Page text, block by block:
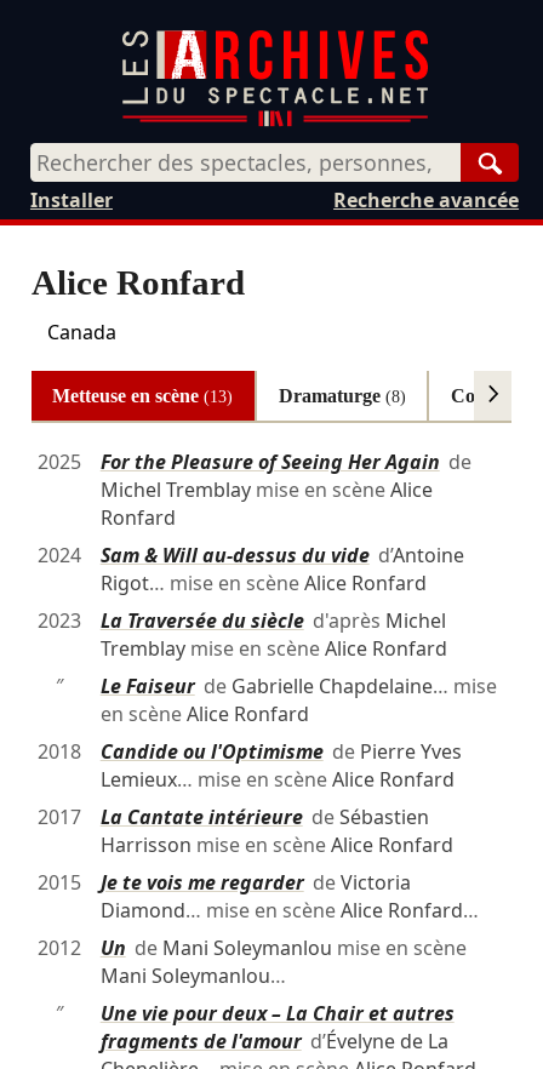
Recherche avancée
Installer
Alice Ronfard
Canada
Metteuse en scène(13) Dramaturge (8)
2025 For the Pleasure of Seeing Her Again de
Michel Tremblaymise en scèneAlice
Ronfard
2024
Sam & Will au-dessus du vided’Antoine
Rigot… mise en scèneAlice Ronfard
2023
La Traversée du siècled'après Michel
Tremblaymise en scèneAlice Ronfard
″
Le Faiseurde Gabrielle Chapdelaine… mise
en scèneAlice Ronfard
2018
Candide ou l'Optimismede Pierre Yves
Lemieux… mise en scèneAlice Ronfard
2017
La Cantate intérieuredeSébastien
Harrisson mise en scèneAlice Ronfard
2015
Je te vois me regarderdeVictoria
Diamond… mise en scèneAlice Ronfard…
2012
Un de Mani Soleymanlou mise en scène
Mani Soleymanlou…
″
Une vie pour deux – La Chair et autres
fragments de l'amourd’Évelyne de La